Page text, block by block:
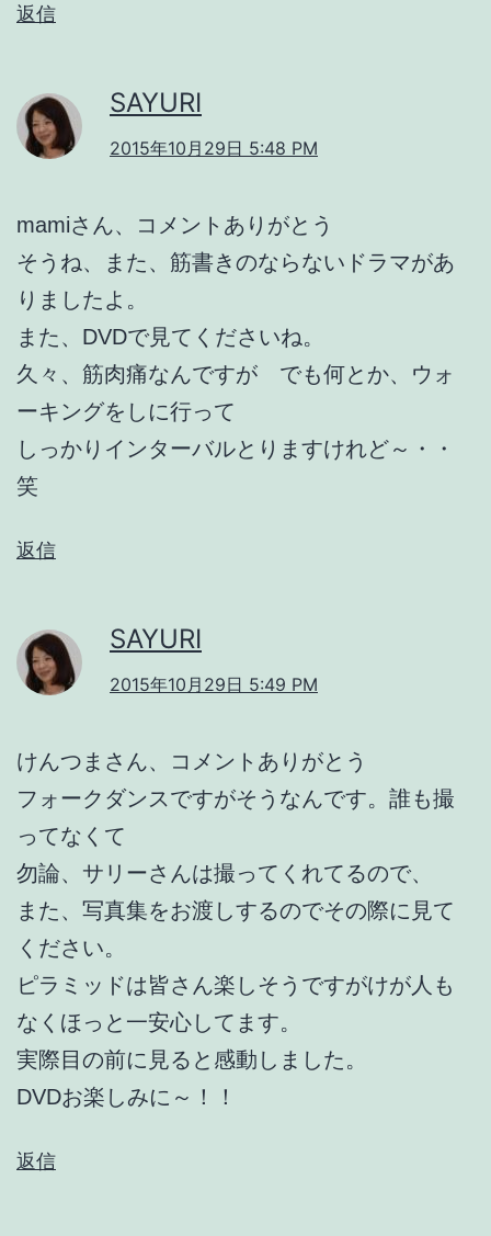
返信
SAYURI
2015年10月29日 5:48 PM
mamiさん、コメントありがとう
そうね、また、筋書きのならないドラマがあ
りましたよ。
また、DVDで見てくださいね。
久々、筋肉痛なんですが でも何とか、ウォ
ーキングをしに行って
しっかりインターバルとりますけれど～・・
笑
返信
SAYURI
2015年10月29日 5:49 PM
けんつまさん、コメントありがとう
フォークダンスですがそうなんです。誰も撮
ってなくて
勿論、サリーさんは撮ってくれてるので、
また、写真集をお渡しするのでその際に見て
ください。
ピラミッドは皆さん楽しそうですがけが人も
なくほっと一安心してます。
実際目の前に見ると感動しました。
DVDお楽しみに～！！
返信